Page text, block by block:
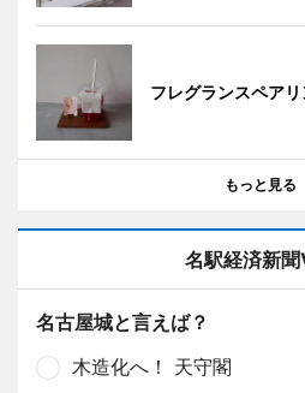
フレグランスペア
もっと見る
名駅経済新聞
名古屋城と言えば？
木造化へ！ 天守閣